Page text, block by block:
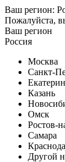
Ваш регион:
Пожалуйста,
Ваш регион
Россия
Москва
Санкт-
Казань
Омск
Ростов-
Самара
Другой